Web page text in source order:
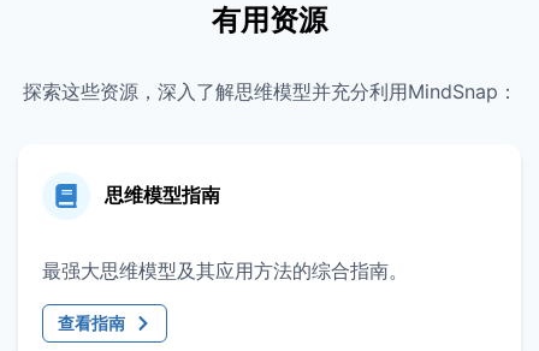
有用资源
探索这些资源，深入了解思维模型并充分利用MindSnap：
思维模型指南
最强大思维模型及其应用方法的综合指南。
查看指南